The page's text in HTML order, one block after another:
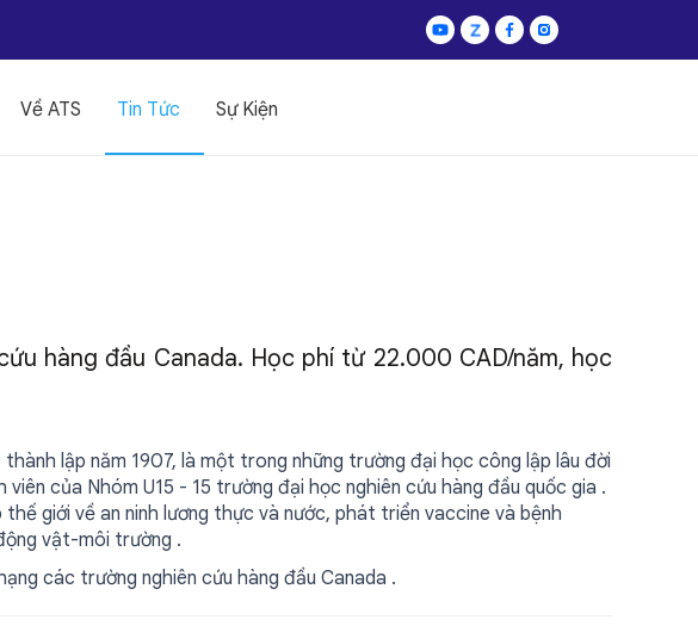
Về ATS Tin Tức Sự Kiện
hàng đầu Canada. Học phí từ 22.000 CAD/năm, học
lập năm 1907, là một trong những trường đại học công lập lâu đời
của Nhóm U15 - 15 trường đại học nghiên cứu hàng đầu quốc gia .
giới về an ninh lương thực và nước, phát triển vaccine và bệnh
vật-môi trường .
các trường nghiên cứu hàng đầu Canada .